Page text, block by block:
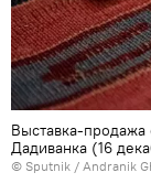
Выставка-продажа
Дадиванка (16
© Sputnik / Andranik